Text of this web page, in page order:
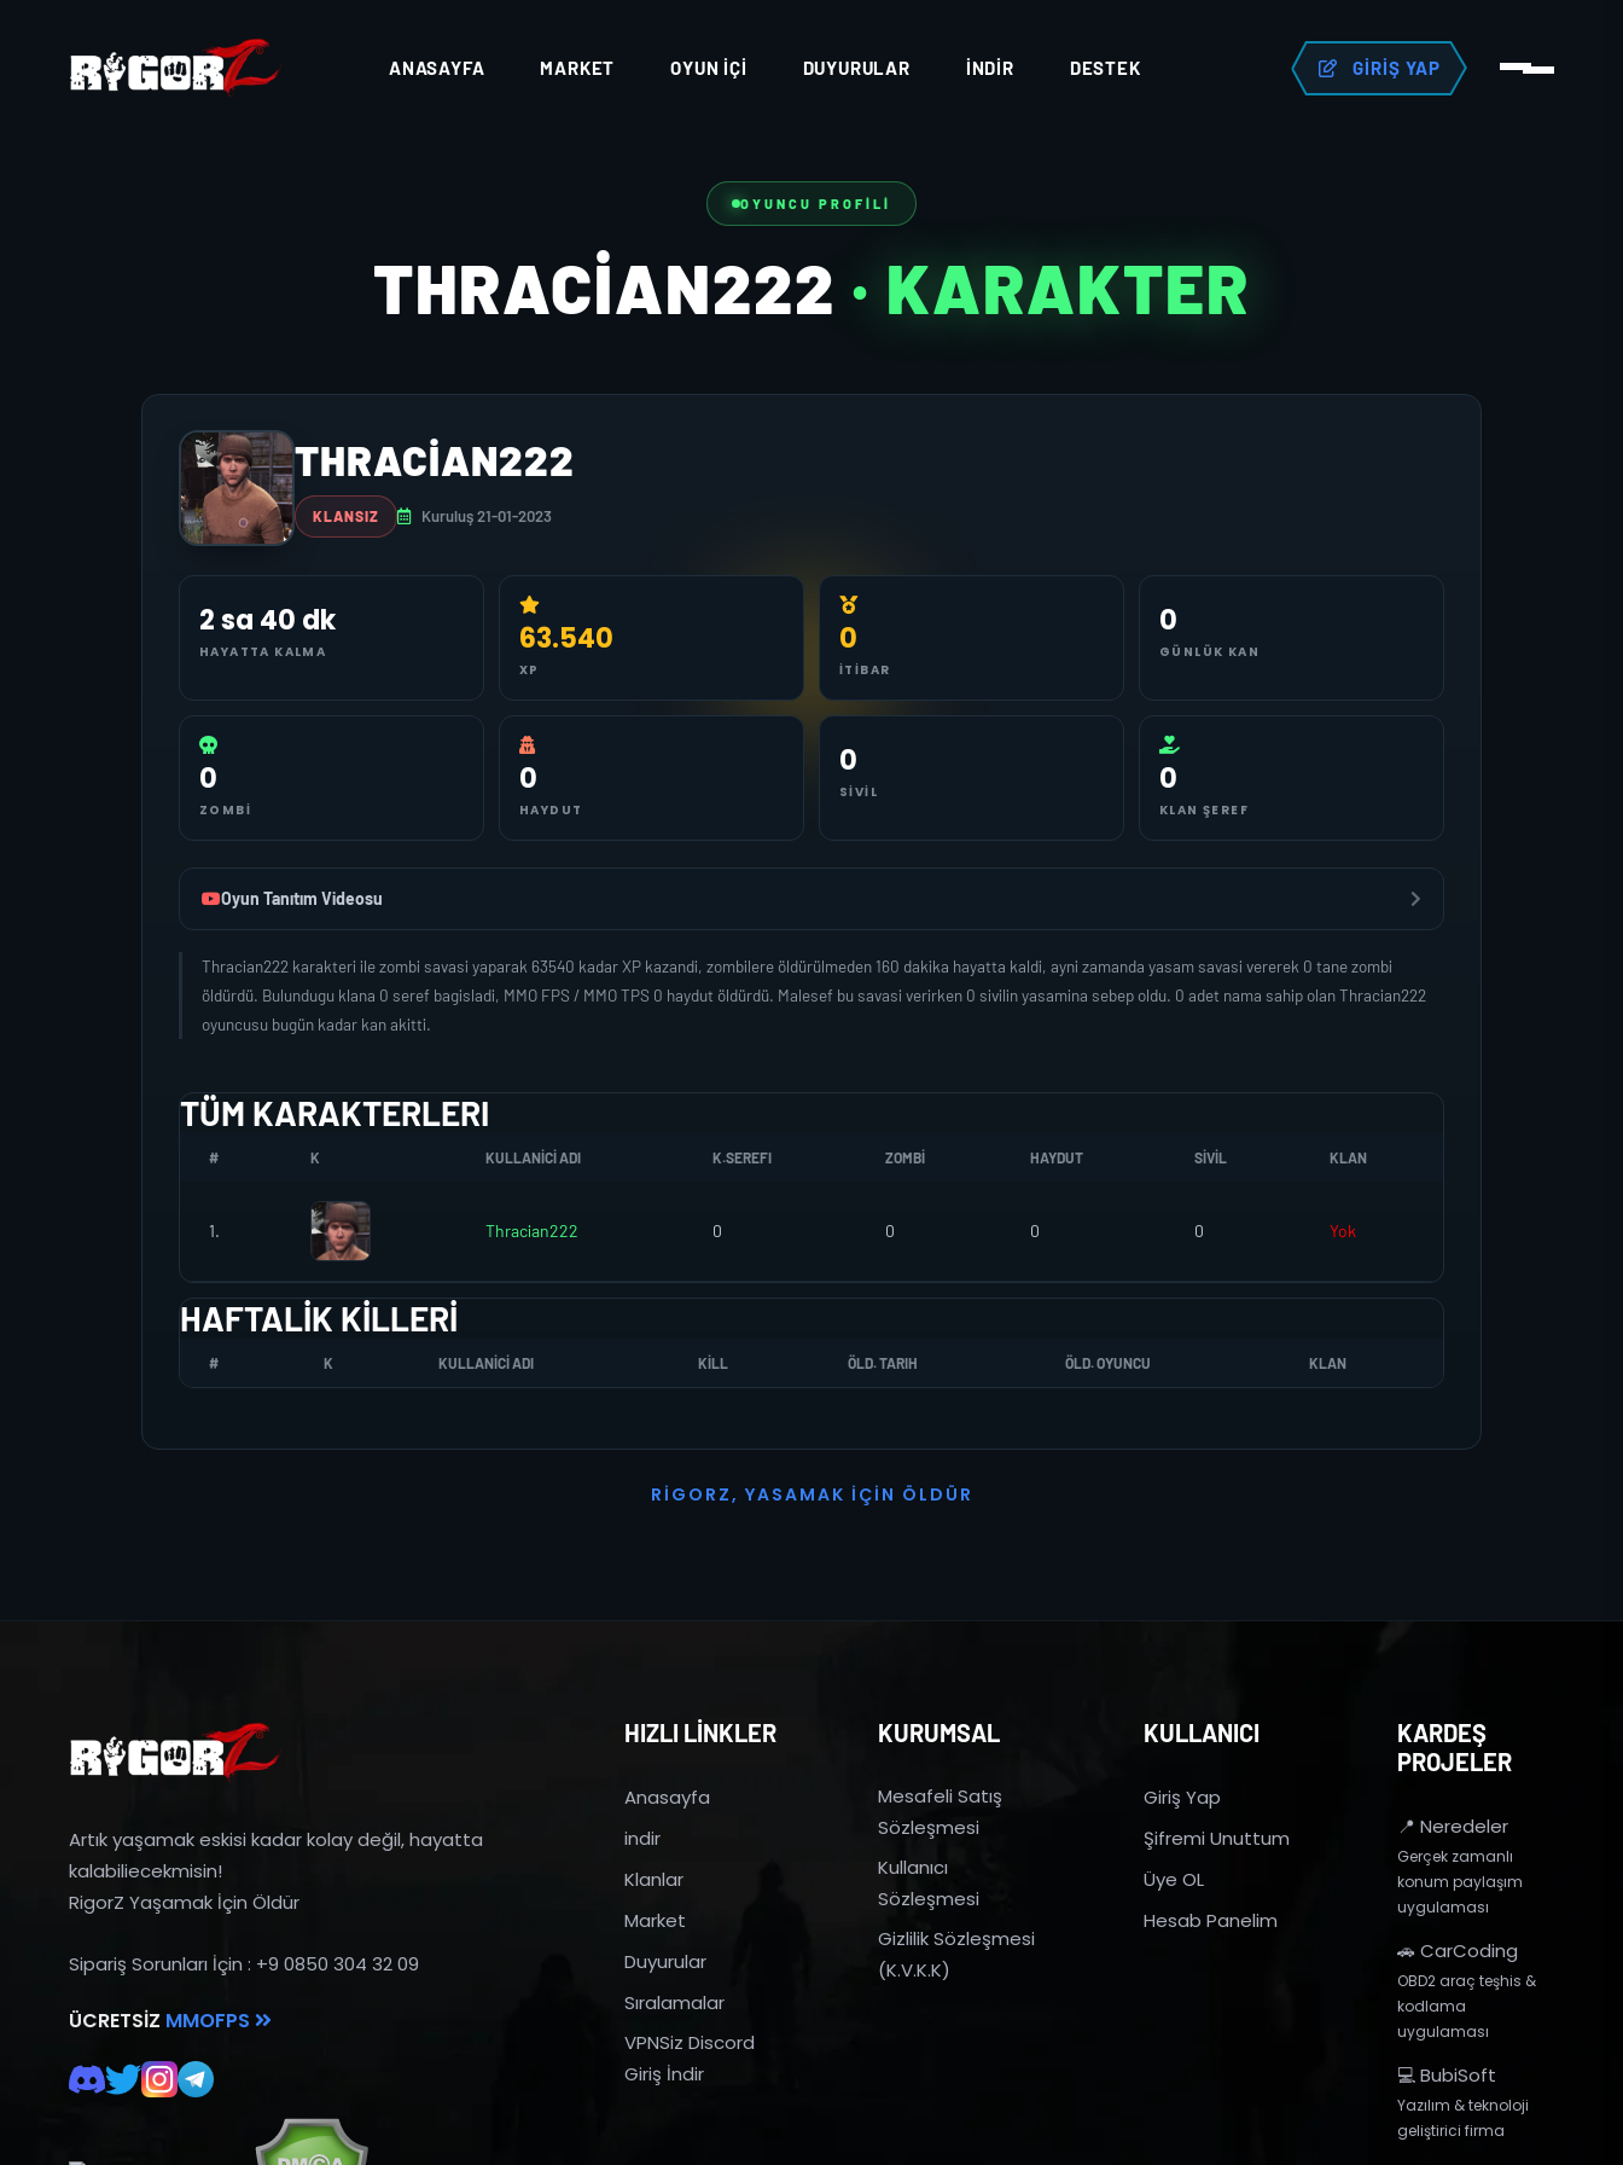
ANASAYFA MARKET OYUN İÇI DUYURULAR İNDIR DESTEK GIRIŞ YAP
OYUNCU PROFILI
THRACIAN222 · KARAKTER
THRACIAN222
KLANSIZ Kuruluş 21-01-2023
2 sa 40 dk
HAYATTA KALMA 63.540
XP
0
İTIBAR
0
GÜNLÜK KAN
0
ZOMBI
0
HAYDUT
0
SIVIL 0
KLAN ŞEREF
Oyun Tanıtım Videosu
Thracian222 karakteri ile zombi savasi yaparak 63540 kadar XP kazandi, zombilere öldürülmeden 160 dakika hayatta kaldi, ayni zamanda yasam savasi vererek 0 tane zombi
öldürdü. Bulundugu klana 0 seref bagisladi, MMO FPS / MMO TPS 0 haydut öldürdü. Malesef bu savasi verirken 0 sivilin yasamina sebep oldu. 0 adet nama sahip olan Thracian222
oyuncusu bugün kadar kan akitti.
TÜM KARAKTERLERI
# K KULLANICI ADI K.SEREFI ZOMBI HAYDUT SIVIL KLAN
1. Thracian222 0 0 0 0 Yok
HAFTALIK KILLERI
# K KULLANICI ADI KILL ÖLD. TARIH ÖLD. OYUNCU KLAN
R I G O R Z, YASAMAK İ ÇI N Ö L D Ü R
Artık yaşamak eskisi kadar kolay değil, hayatta
kalabiliecekmisin!
RigorZ Yaşamak İçin Öldür
Sipariş Sorunları İçin : +9 0850 304 32 09
ÜCRETSIZ MMOFPS
HIZLI LİNKLER
Anasayfa
indir
Klanlar
Market
Duyurular
Sıralamalar
VPNSiz Discord
Giriş İndir
KURUMSAL
Mesafeli Satış
Sözleşmesi
Kullanıcı
Sözleşmesi
Gizlilik Sözleşmesi
(K.V.K.K)
KULLANICI
Giriş Yap
Şifremi Unuttum
Üye OL
Hesab Panelim
KARDEŞ
PROJELER
📍 Neredeler
Gerçek zamanlı
konum paylaşım
uygulaması
🚗 CarCoding
OBD2 araç teşhis &
kodlama
uygulaması
💻 BubiSoft
Yazılım & teknoloji
geliştirici firma